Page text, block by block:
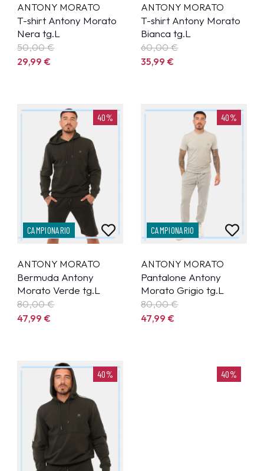
ANTONY MORATO
T-shirt Antony Morato
Nera tg.L
50,00 €
29,99€
ANTONY MORATO
T-shirt Antony Morato
Bianca tg.L
60,00 €
35,99€
40%
CAMPIONARIO
ANTONY MORATO
Bermuda Antony
Morato Verde tg.L
80,00 €
47,99€
40%
CAMPIONARIO
ANTONY MORATO
Pantalone Antony
Morato Grigio tg.L
80,00 €
47,99€
40% 40%